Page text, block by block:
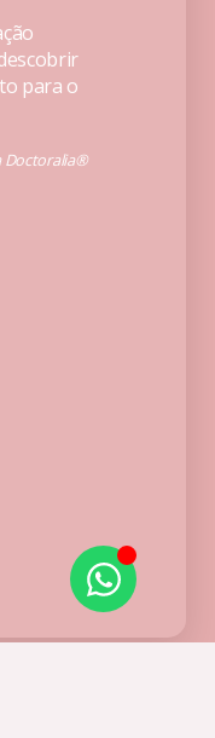
para o
Doctoralia®